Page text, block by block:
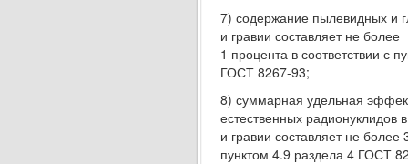
7) содержание пылевидных и
и гравии составляет не более
1 процента в соответствии с
ГОСТ 8267-93;
8) суммарная удельная
естественных радионуклидов
и гравии составляет не более
пунктом 4.9 раздела 4 ГОСТ